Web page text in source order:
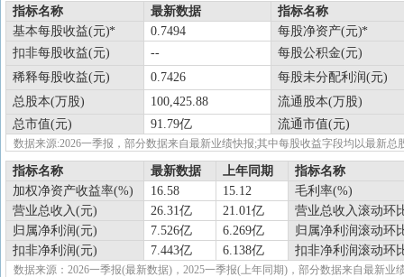
指标名称 最新数据
指标名称
基本每股收益(元)
0.7494
每股净资产(元)
扣非每股收益(元)
--
每股公积金(元)
稀释每股收益(元)
0.7426
每股未分配利润(元)
总股本(万股)
100,425.88
流通股本(万股)
总市值(元)
91.79亿 流通市值(元)
数据来源:2026一季报，部分数据来自最新业绩快报;其中每股收益字段均以最新
指标名称 最新数据 上年同期
指标名称
加权净资产收益率(%)
16.58 15.12
毛利率(%)
营业总收入(元)
26.31亿 21.01亿
营业总收入滚动环
归属净利润(元)
7.526亿 6.269亿
归属净利润滚动环
扣非净利润(元)
7.443亿 6.138亿 扣非净利润滚动环
数据来源：2026一季报(最新数据)，2025一季报(上年同期)，部分数据来自最新业